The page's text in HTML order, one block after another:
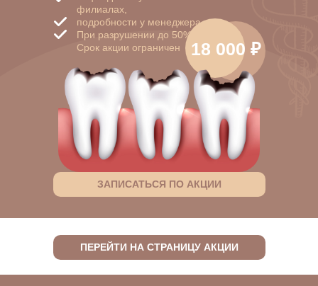
филиалах,
подробности у менеджера
При разрушении до 50%
Срок акции ограничен
18 000 ₽
ЗАПИСАТЬСЯ ПО АКЦИИ
ПЕРЕЙТИ НА СТРАНИЦУ АКЦИИ